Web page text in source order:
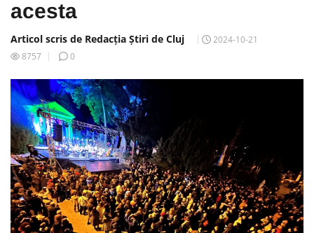
acesta
Articol scris de Redacția Știri de Cluj
2024-10-21
8757
0